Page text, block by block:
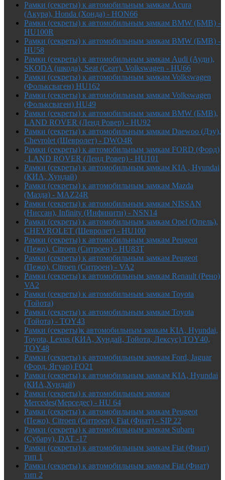
Рамки (секреты) к автомобильным замкам Acura
(Акура), Honda (Хонда) - HON66
Рамки (секреты) к автомобильным замкам BMW (БМВ) -
HU100R
Рамки (секреты) к автомобильным замкам BMW (БМВ) -
HU58
Рамки (секреты) к автомобильным замкам Audi (Ауди),
SKODA (шкода), Seat (Сеат), Volkswagen - HU66
Рамки (секреты) к автомобильным замкам Volkswagen
(Фольксваген) HU162
Рамки (секреты) к автомобильным замкам Volkswagen
(Фольксваген) HU49
Рамки (секреты) к автомобильным замкам BMW (БМВ),
LAND ROVER (Ленд Ровер) - HU92
Рамки (секреты) к автомобильным замкам Daewoo (Дэу),
Chevrolet (Шевролет) - DWO4R
Рамки (секреты) к автомобильным замкам FORD (Форд)
, LAND ROVER (Ленд Ровер) - HU101
Рамки (секреты) к автомобильным замкам KIA , Hyundai
(КИА, Хундай)
Рамки (секреты) к автомобильным замкам Mazda
(Мазда) - MAZ24R
Рамки (секреты) к автомобильным замкам NISSAN
(Ниссан), Infinity (Инфинити) - NSN14
Рамки (секреты) к автомобильным замкам Opel (Опель),
CHEVROLET (Шевролет) - HU100
Рамки (секреты) к автомобильным замкам Peugeot
(Пежо), Citroen (Ситроен) - HU83T
Рамки (секреты) к автомобильным замкам Peugeot
(Пежо), Citroen (Ситроен) - VA2
Рамки (секреты) к автомобильным замкам Renault (Рено)
VA2
Рамки (секреты) к автомобильным замкам Toyota
(Тойота)
Рамки (секреты) к автомобильным замкам Toyota
(Тойота) - TOY43
Рамки (секреты)к автомобильным замкам KIA, Hyundai,
Toyota, Lexus (КИА, Хундай, Тойота, Лексус) TOY40,
TOY48
Рамки (секреты) к автомобильным замкам Ford, Jaguar
(Форд, Ягуар) FO21
Рамки (секреты) к автомобильным замкам KIA, Hyundai
(КИА,Хундай)
Рамки (секреты) к автомобильным замкам
Mercedes(Мерседес) - HU 64
Рамки (секреты) к автомобильным замкам Peugeot
(Пежо), Citroen (Ситроен), Fiat (Фиат) - SIP 22
Рамки (секреты) к автомобильным замкам Subaru
(Субару), DAT -17
Рамки (секреты) к автомобильным замкам Fiat (Фиат)
тип 1
Рамки (секреты) к автомобильным замкам Fiat (Фиат)
тип 2